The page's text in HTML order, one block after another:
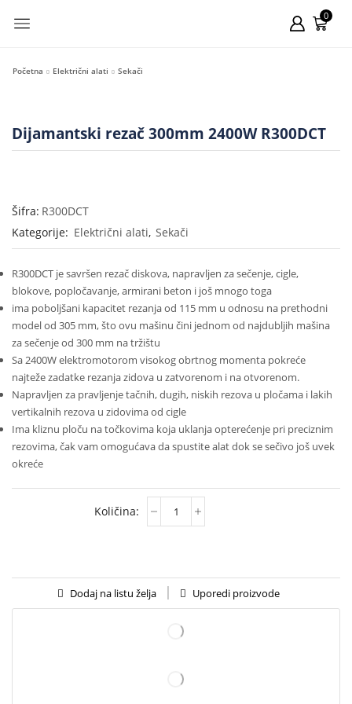
0
Početna Električni alati Sekači
Dijamantski rezač 300mm 2400W R300DCT
Šifra: R300DCT
Kategorije: Električni alati, Sekači
R300DCT je savršen rezač diskova, napravljen za sečenje, cigle,
blokove, popločavanje, armirani beton i još mnogo toga
ima poboljšani kapacitet rezanja od 115 mm u odnosu na prethodni
model od 305 mm, što ovu mašinu čini jednom od najdubljih mašina
za sečenje od 300 mm na tržištu
Sa 2400W elektromotorom visokog obrtnog momenta pokreće
najteže zadatke rezanja zidova u zatvorenom i na otvorenom.
Napravljen za pravljenje tačnih, dugih, niskih rezova u pločama i lakih
vertikalnih rezova u zidovima od cigle
Ima kliznu ploču na točkovima koja uklanja opterećenje pri preciznim
rezovima, čak vam omogućava da spustite alat dok se sečivo još uvek
okreće
Dodaj na listu želja Uporedi proizvode